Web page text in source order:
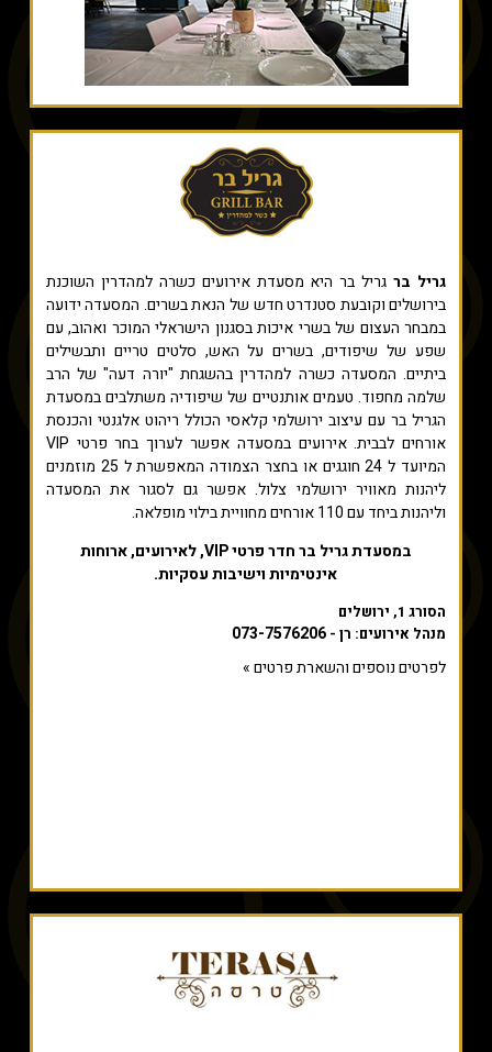
גריל ברגריל בר היא מסעדת אירועים כשרה למהדרין השוכנת
בירושלים וקובעת סטנדרט חדש של הנאת בשרים. המסעדה ידועה
במבחר העצום של בשרי איכות בסגנון הישראלי המוכר ואהוב, עם
שפע של שיפודים, בשרים על האש, סלטים טריים ותבשילים
ביתיים. המסעדה כשרה למהדרין בהשגחת "יורה דעה" של הרב
שלמה מחפוד. טעמים אותנטיים של שיפודיה משתלבים במסעדת
הגריל בר עם עיצוב ירושלמי קלאסי הכולל ריהוט אלגנטי והכנסת
אורחים לבבית. אירועים במסעדה אפשר לערוך בחר פרטי VIP
המיועד ל 24 חוגגים או בחצר הצמודה המאפשרת ל 25 מוזמנים
ליהנות מאוויר ירושלמי צלול. אפשר גם לסגור את המסעדה
וליהנות ביחד עם 110 אורחים מחוויית בילוי מופלאה.
במסעדת גריל בר חדר פרטי VIP, לאירועים, ארוחות
אינטימיות וישיבות עסקיות.
הסורג 1, ירושלים
מנהל אירועים: רן - 073-7576206
לפרטים נוספים והשארת פרטים »